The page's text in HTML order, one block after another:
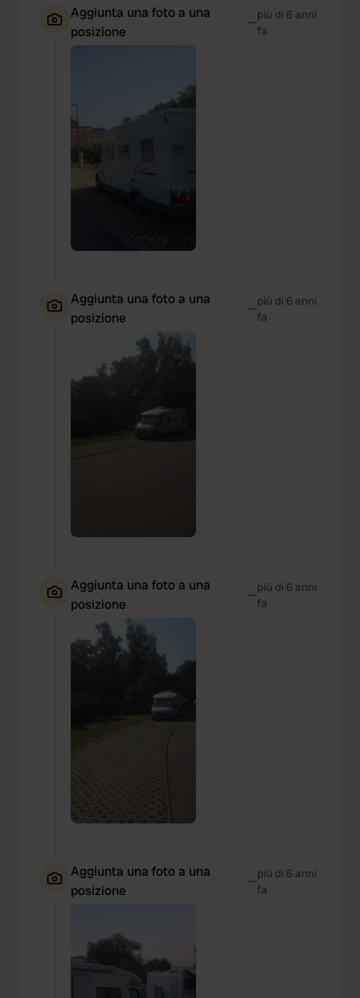
Aggiunta una foto a una
posizione
—più di 6 anni
fa
Aggiunta una foto a una
posizione
—più di 6 anni
fa
Aggiunta una foto a una
posizione
—più di 6 anni
fa
Aggiunta una foto a una
posizione
—più di 6 anni
fa